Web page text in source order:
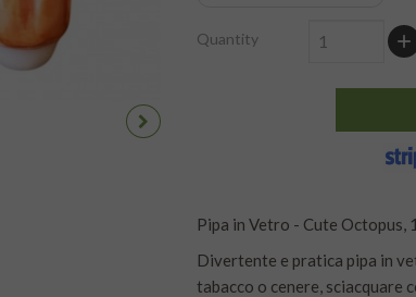
Quantity
Pipa in Vetro - Cute Octopus,
Divertente e pratica pipa in
tabacco o cenere, sciacquare